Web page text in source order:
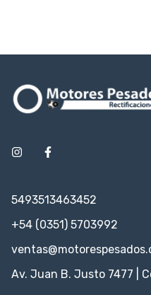
5493513463452
+54 (0351) 5703992
Av. Juan B. Justo 7477 |